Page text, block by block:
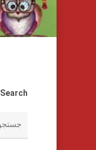
Search